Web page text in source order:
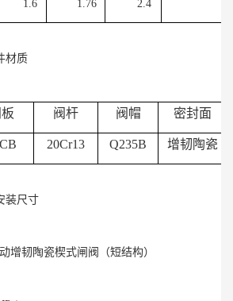
1.6
1.76 2.4
材质
阀杆 阀帽 密封面
20Cr13 Q235B 增韧陶瓷
装尺寸
增韧陶瓷楔式闸阀（短结构）